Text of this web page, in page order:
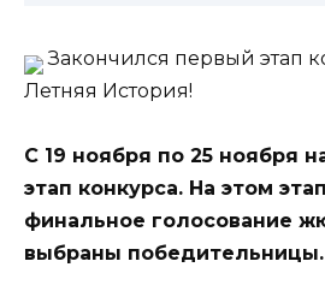
Закончился первый этап
Летняя История!
С 19 ноября по 25 ноября
этап конкурса. На этом
финальное голосование
выбраны победительницы.